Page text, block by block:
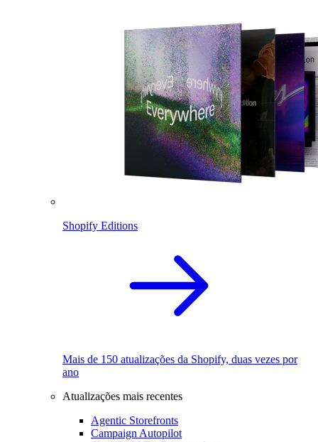
Shopify Editions
Mais de 150 atualizações da Shopify, duas vezes por
ano
Atualizações mais recentes
Agentic Storefronts
Campaign Autopilot